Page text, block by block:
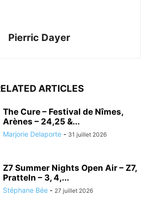
Pierric Dayer
ARTICLES
The Cure – Festival de Nîmes,
Arènes – 24,25 &...
Marjorie Delaporte - 31 juillet 2026
Z7 Summer Nights Open Air – Z7,
Pratteln – 3, 4,...
Stéphane Bée - 27 juillet 2026